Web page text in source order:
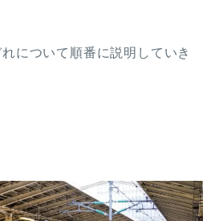
について順番に説明していき